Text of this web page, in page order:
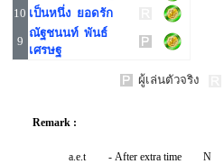
10 เป็นหนึ่ง ยอดรัก
9
ณัฐชนนท์ พันธ์
เศรษฐ
ผู้เล่นตัวจริง
Remark :
a.e.t - After extra time N